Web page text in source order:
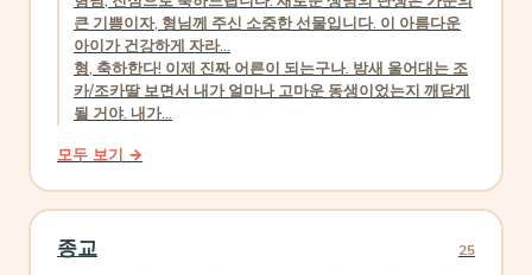
큰 기쁨이자, 형님께 주신 소중한 선물입니다. 이 아름다운
아이가 건강하게 자라...
형, 축하한다! 이제 진짜 어른이 되는구나. 밤새 울어대는 조
카/조카딸 보면서 내가 얼마나 고마운 동생이었는지 깨닫게
될 거야. 내가...
모두 보기 →
종교 25